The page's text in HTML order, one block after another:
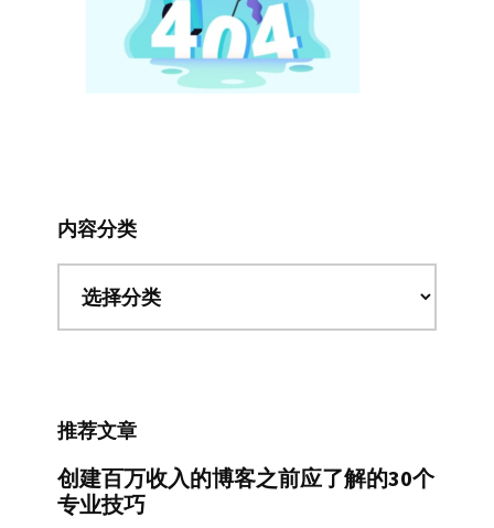
内容分类
分
推荐文章
创建百万收入的博客之前应了解的30个
专业技巧